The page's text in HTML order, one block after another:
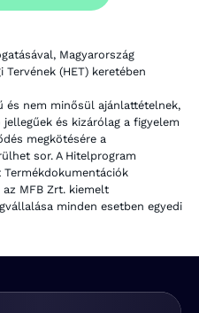
Magyarország
(HET) keretében
és nem minősül ajánlattételnek,
és kizárólag a figyelem
megkötésére a
sor. A Hitelprogram
az MFB Zrt. kiemelt
minden esetben egyedi